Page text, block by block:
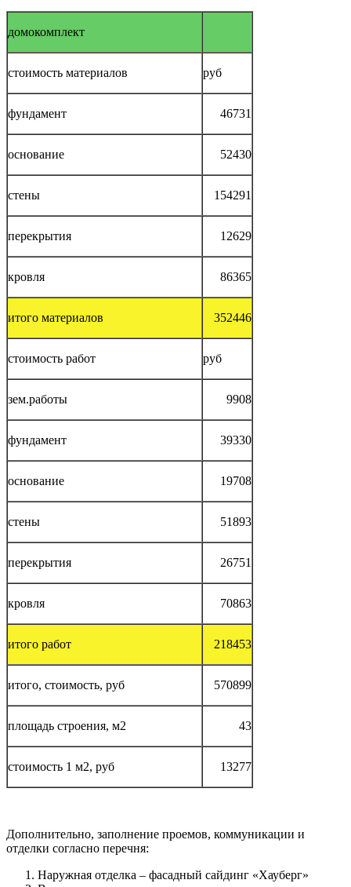
домокомплект
стоимость материалов руб
фундамент 46731
основание 52430
стены 154291
перекрытия 12629
кровля 86365
итого материалов 352446
стоимость работ руб
зем.работы 9908
фундамент 39330
основание 19708
стены 51893
перекрытия 26751
кровля 70863
итого работ 218453
итого, стоимость, руб 570899
площадь строения, м2 43
стоимость 1 м2, руб 13277
Дополнительно, заполнение проемов, коммуникации и
отделки согласно перечня:
Наружная отделка – фасадный сайдинг «Хауберг»